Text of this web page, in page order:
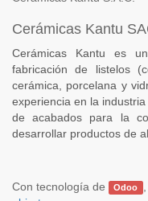
Cerámicas Kantu
Cerámicas Kantu es
fabricación de listelos
cerámica, porcelana y
experiencia en la
de acabados para la
desarrollar productos de
Con tecnología de Odoo ,